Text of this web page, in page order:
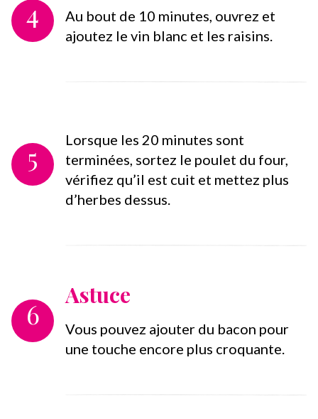
4
Au bout de 10 minutes, ouvrez et
ajoutez le vin blanc et les raisins.
5
Lorsque les 20 minutes sont
terminées, sortez le poulet du four,
vérifiez qu’il est cuit et mettez plus
d’herbes dessus.
6
Astuce
Vous pouvez ajouter du bacon pour
une touche encore plus croquante.